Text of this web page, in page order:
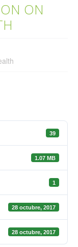
ON
39
1.07 MB
1
28 octubre, 2017
28 octubre, 2017